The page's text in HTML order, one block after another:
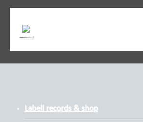
Labell records & shop